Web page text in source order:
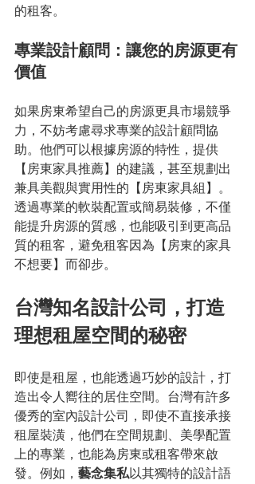
的租客。
專業設計顧問：讓您的房源更有
價值
如果房東希望自己的房源更具市場競爭
力，不妨考慮尋求專業的設計顧問協
助。他們可以根據房源的特性，提供
【房東家具推薦】的建議，甚至規劃出
兼具美觀與實用性的【房東家具組】。
透過專業的軟裝配置或簡易裝修，不僅
能提升房源的質感，也能吸引到更高品
質的租客，避免租客因為【房東的家具
不想要】而卻步。
台灣知名設計公司，打造
理想租屋空間的秘密
即使是租屋，也能透過巧妙的設計，打
造出令人嚮往的居住空間。台灣有許多
優秀的室內設計公司，即使不直接承接
租屋裝潢，他們在空間規劃、美學配置
上的專業，也能為房東或租客帶來啟
發。例如， 藝念集私以其獨特的設計語